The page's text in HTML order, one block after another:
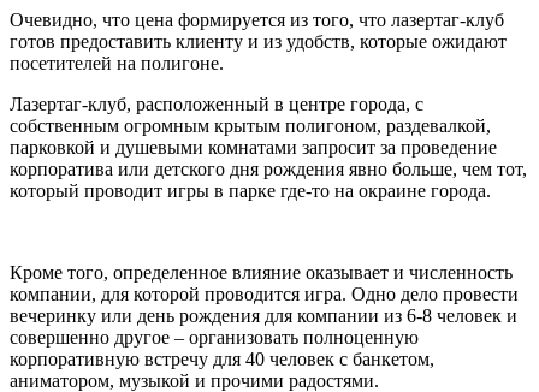
Очевидно, что цена формируется из того, что лазертаг-клуб
готов предоставить клиенту и из удобств, которые ожидают
посетителей на полигоне.
Лазертаг-клуб, расположенный в центре города, с
собственным огромным крытым полигоном, раздевалкой,
парковкой и душевыми комнатами запросит за проведение
корпоратива или детского дня рождения явно больше, чем тот,
который проводит игры в парке где-то на окраине города.
Кроме того, определенное влияние оказывает и численность
компании, для которой проводится игра. Одно дело провести
вечеринку или день рождения для компании из 6-8 человек и
совершенно другое – организовать полноценную
корпоративную встречу для 40 человек с банкетом,
аниматором, музыкой и прочими радостями.